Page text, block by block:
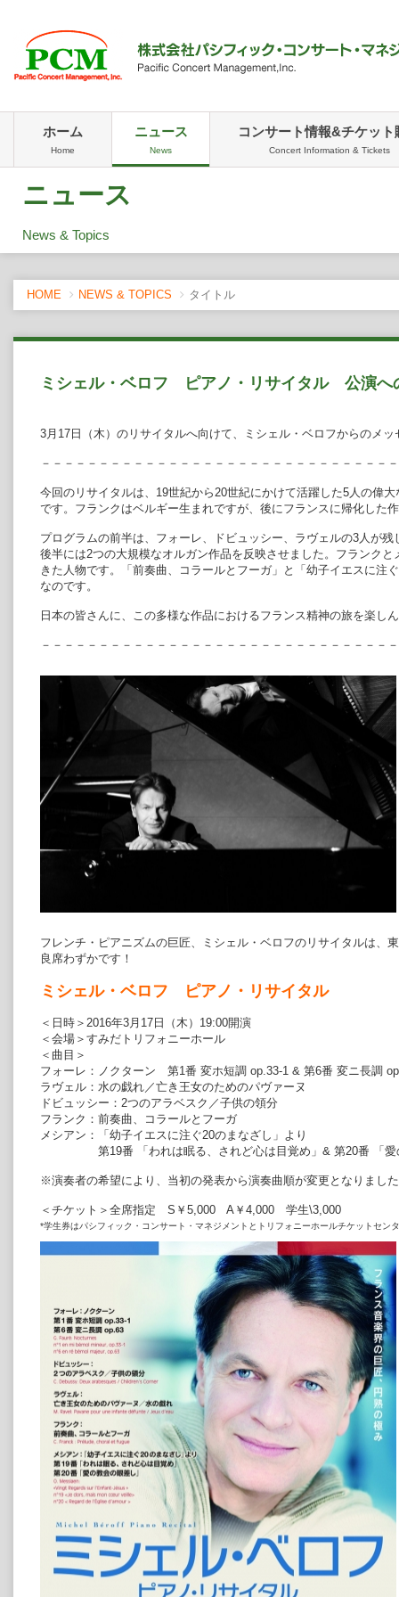
ホーム
Home
ニュース
News
コンサート情報&チケット
Concert Information & Tickets
ニュース
News & Topics
HOME NEWS & TOPICS タイトル
ミシェル・ベロフ ピアノ・リサイタル 公演へ
3月17日（木）のリサイタルへ向けて、ミシェル・ベロフからのメッ
－－－－－－－－－－－－－－－－－－－－－－－－－－－－－－
今回のリサイタルは、19世紀から20世紀にかけて活躍した5人の偉
です。フランクはベルギー生まれですが、後にフランスに帰化した
プログラムの前半は、フォーレ、ドビュッシー、ラヴェルの3人が
後半には2つの大規模なオルガン作品を反映させました。フランク
きた人物です。「前奏曲、コラールとフーガ」と「幼子イエスに注
なのです。
日本の皆さんに、この多様な作品におけるフランス精神の旅を楽し
－－－－－－－－－－－－－－－－－－－－－－－－－－－－－－
フレンチ・ピアニズムの巨匠、ミシェル・ベロフのリサイタルは、
良席わずかです！
ミシェル・ベロフ ピアノ・リサイタル
＜日時＞2016年3月17日（木）19:00開演
＜会場＞すみだトリフォニーホール
＜曲目＞
フォーレ：ノクターン 第1番 変ホ短調 op.33-1 & 第6番 変ニ長調
ラヴェル：水の戯れ／亡き王女のためのパヴァーヌ
ドビュッシー：2つのアラベスク／子供の領分
フランク：前奏曲、コラールとフーガ
メシアン：「幼子イエスに注ぐ20のまなざし」より
第19番 「われは眠る、されど心は目覚め」& 第20番 「愛
※演奏者の希望により、当初の発表から演奏曲順が変更となりまし
＜チケット＞全席指定 S￥5,000 A￥4,000 学生\3,000
*学生券はパシフィック・コンサート・マネジメントとトリフォニーホールチケットセン